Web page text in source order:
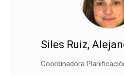
Siles Ruiz,
Coordinadora